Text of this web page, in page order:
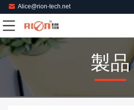
Alice@rion-tech.net
製品